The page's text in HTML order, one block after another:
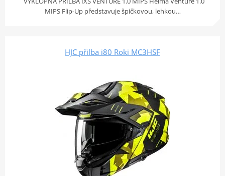
MIPS Flip-Up představuje špičkovou, lehkou…
HJC přilba i80 Roki MC3HSF